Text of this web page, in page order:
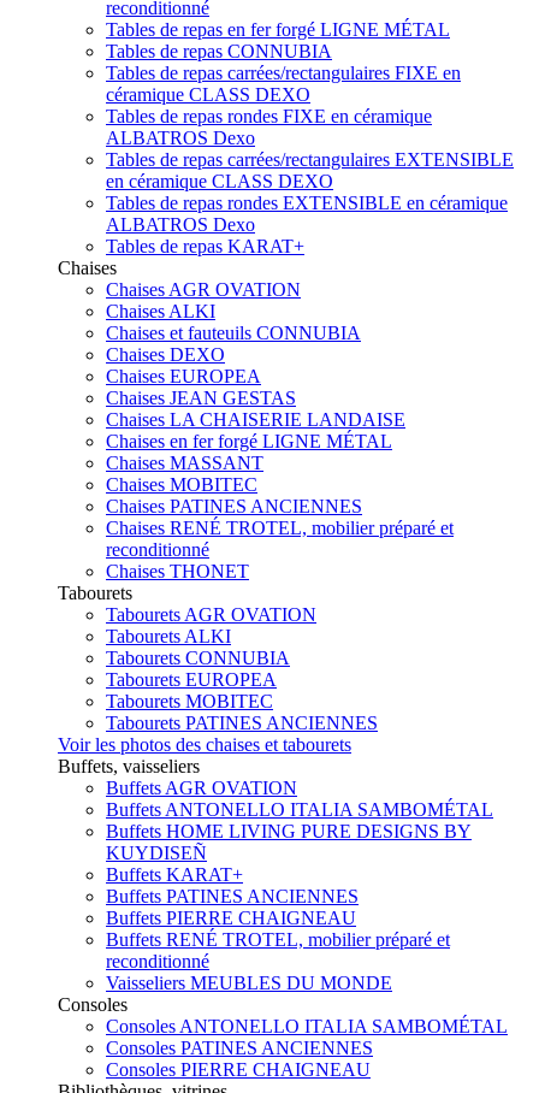
reconditionné
Tables de repas en fer forgé LIGNE MÉTAL
Tables de repas CONNUBIA
Tables de repas carrées/rectangulaires FIXE en
céramique CLASS DEXO
Tables de repas rondes FIXE en céramique
ALBATROS Dexo
Tables de repas carrées/rectangulaires EXTENSIBLE
en céramique CLASS DEXO
Tables de repas rondes EXTENSIBLE en céramique
ALBATROS Dexo
Tables de repas KARAT+
Chaises
Chaises AGR OVATION
Chaises ALKI
Chaises et fauteuils CONNUBIA
Chaises DEXO
Chaises EUROPEA
Chaises JEAN GESTAS
Chaises LA CHAISERIE LANDAISE
Chaises en fer forgé LIGNE MÉTAL
Chaises MASSANT
Chaises MOBITEC
Chaises PATINES ANCIENNES
Chaises RENÉ TROTEL, mobilier préparé et
reconditionné
Chaises THONET
Tabourets
Tabourets AGR OVATION
Tabourets ALKI
Tabourets CONNUBIA
Tabourets EUROPEA
Tabourets MOBITEC
Tabourets PATINES ANCIENNES
Voir les photos des chaises et tabourets
Buffets, vaisseliers
Buffets AGR OVATION
Buffets ANTONELLO ITALIA SAMBOMÉTAL
Buffets HOME LIVING PURE DESIGNS BY
KUYDISEÑ
Buffets KARAT+
Buffets PATINES ANCIENNES
Buffets PIERRE CHAIGNEAU
Buffets RENÉ TROTEL, mobilier préparé et
reconditionné
Vaisseliers MEUBLES DU MONDE
Consoles
Consoles ANTONELLO ITALIA SAMBOMÉTAL
Consoles PATINES ANCIENNES
Consoles PIERRE CHAIGNEAU